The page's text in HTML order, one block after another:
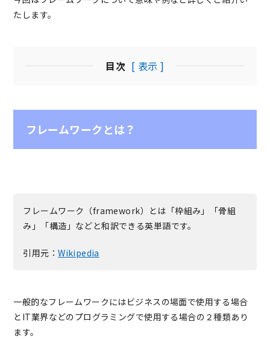
たします。
目次 [ 表示 ]
フレームワークとは？
フレームワーク（framework）とは「枠組み」「骨組
み」「構造」などと和訳できる英単語です。
引用元：Wikipedia
一般的なフレームワークにはビジネスの場面で使用する場合
とIT業界などのプログラミングで使用する場合の２種類あり
ます。